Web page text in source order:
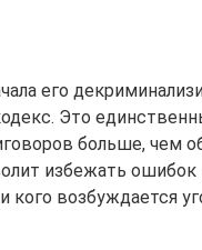
его
Это
больше, чем
избежать ошибок
возбуждается